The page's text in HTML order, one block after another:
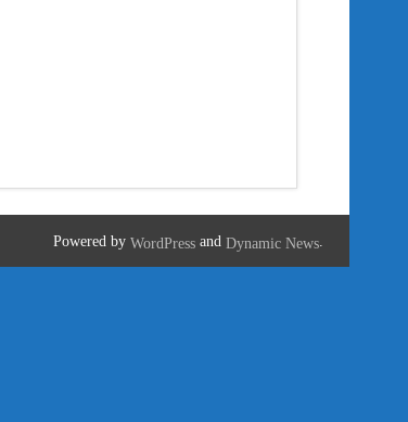
Powered byWordPress andDynamic News